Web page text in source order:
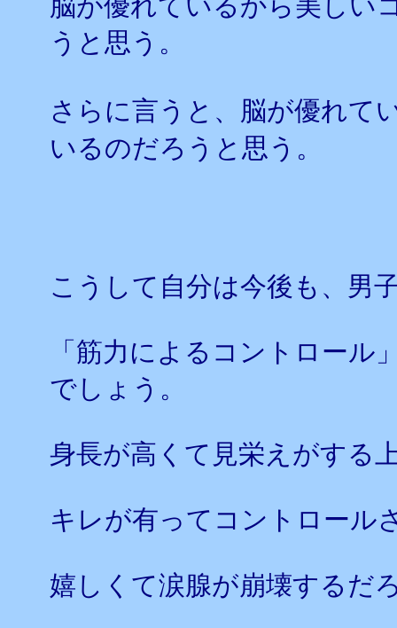
脳が優れているから美しい
うと思う。
さらに言うと、脳が優れて
いるのだろうと思う。
こうして自分は今後も、男
「筋力によるコントロール
でしょう。
身長が高くて見栄えがする
キレが有ってコントロール
嬉しくて涙腺が崩壊するだ